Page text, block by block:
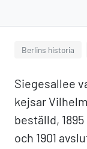
Berlins historia
Siegesallee
kejsar
beställd,
och 1901